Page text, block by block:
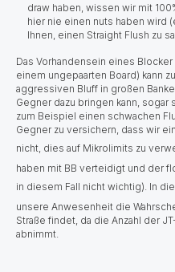
draw haben, wissen wir mit
hier nie einen nuts haben wird
Ihnen, einen Straight Flush zu
Das Vorhandensein eines
einem ungepaarten Board) kann
aggressiven Bluff in großen
Gegner dazu bringen kann, sogar
zum Beispiel einen schwachen
Gegner zu versichern, dass wir
nicht, dies auf Mikrolimits zu
haben mit BB verteidigt und der
in diesem Fall nicht wichtig). In
unsere Anwesenheit die
Straße findet, da die Anzahl der
abnimmt.